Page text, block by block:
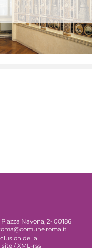
Navona, 2- 00186
de la
site /XML-rss